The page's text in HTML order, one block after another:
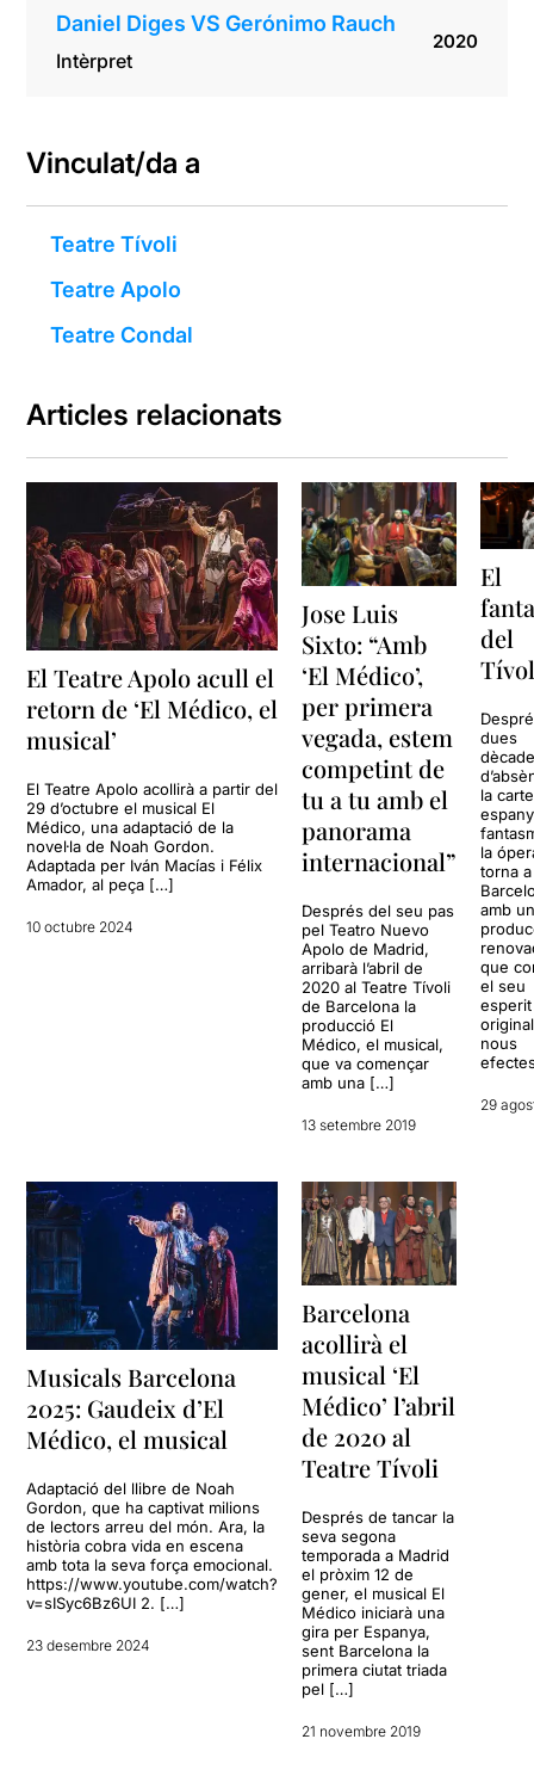
Daniel Diges VS Gerónimo Rauch
Intèrpret
2020
Vinculat/da a
Teatre Tívoli
Teatre Apolo
Teatre Condal
Articles relacionats
El Teatre Apolo acull el
retorn de ‘El Médico, el
musical’
El Teatre Apolo acollirà a partir del
29 d’octubre el musical El
Médico, una adaptació de la
novel·la de Noah Gordon.
Adaptada per Iván Macías i Félix
Amador, al peça […]
10 octubre 2024
Jose Luis
Sixto: “Amb
‘El Médico’,
per primera
vegada, estem
competint de
tu a tu amb el
panorama
internacional”
Després del seu pas
pel Teatro Nuevo
Apolo de Madrid,
arribarà l’abril de
2020 al Teatre Tívoli
de Barcelona la
producció El
Médico, el musical,
que va començar
amb una […]
13 setembre 2019
El
del
dues
la
la
torna a
amb
que
el seu
esperit
nous
29
Musicals Barcelona
2025: Gaudeix d’El
Médico, el musical
Adaptació del llibre de Noah
Gordon, que ha captivat milions
de lectors arreu del món. Ara, la
història cobra vida en escena
amb tota la seva força emocional.
https://www.youtube.com/watch?
v=sISyc6Bz6UI 2. […]
23 desembre 2024
Barcelona
acollirà el
musical ‘El
Médico’ l’abril
de 2020 al
Teatre Tívoli
Després de tancar la
seva segona
temporada a Madrid
el pròxim 12 de
gener, el musical El
Médico iniciarà una
gira per Espanya,
sent Barcelona la
primera ciutat triada
pel […]
21 novembre 2019